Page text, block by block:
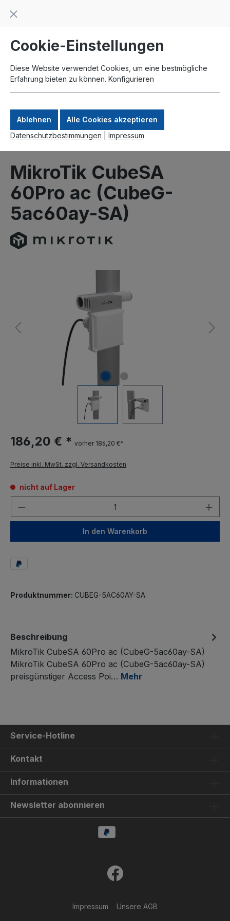
springen
Zahlung per Paypal
MikroTik CubeSA
60Pro ac (CubeG-
5ac60ay-SA)
186,20 € * vorher 186,20 €*
Preise inkl. MwSt. zzgl. Versandkosten
nicht auf Lager
In den Warenkorb
Produktnummer: CUBEG-5AC60AY-SA
Beschreibung
MikroTik CubeSA 60Pro ac (CubeG-5ac60ay-SA)
MikroTik CubeSA 60Pro ac (CubeG-5ac60ay-SA)
preisgünstiger Access Poi… Mehr
Service-Hotline
Kontakt
Informationen
Newsletter abonnieren
Impressum Unsere AGB
Cookie-Einstellungen
Diese Website verwendet Cookies, um eine bestmögliche
Erfahrung bieten zu können. Konfigurieren
Ablehnen
Alle Cookies akzeptieren
Datenschutzbestimmungen
Impressum